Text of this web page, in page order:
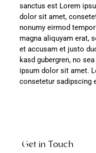
sanctus est Lorem
dolor sit amet,
nonumy eirmod
magna aliquyam erat,
et accusam et justo
kasd gubergren, no
ipsum dolor sit amet.
consetetur sadipscing
Get in Touch